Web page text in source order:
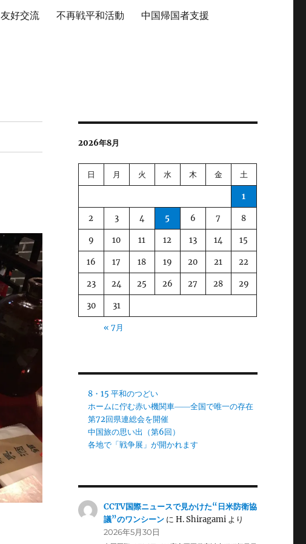
友好交流 不再戦平和活動 中国帰国者支援
2026年8月
日 月 火 水 木 金 土
1
2 3 4 5 6 7 8
9 10 11 12 13 14 15
16 17 18 19 20 21 22
23 24 25 26 27 28 29
30 31
« 7月
8・15 平和のつどい
ホームに佇む赤い機関車――全国で唯一の存在
第72回県連総会を開催
中国旅の思い出（第6回）
各地で「戦争展」が開かれます
CCTV国際ニュースで見かけた“日米防衛協
議”のワンシーン にH. Shiragami より
2026年5月30日